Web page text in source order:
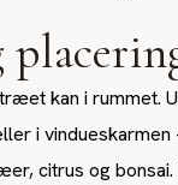
kan i rummet.
i vindueskarmen
citrus og